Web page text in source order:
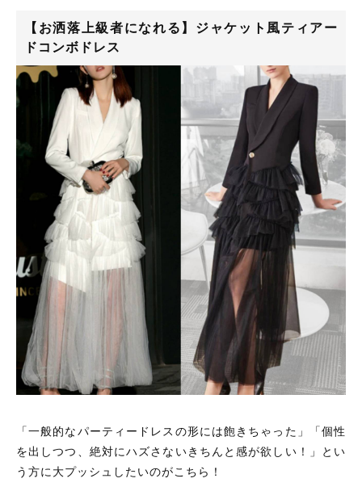
【お洒落上級者になれる】ジャケット風ティアー
ドコンボドレス
「一般的なパーティードレスの形には飽きちゃった」「個性
を出しつつ、絶対にハズさないきちんと感が欲しい！」とい
う方に大プッシュしたいのがこちら！